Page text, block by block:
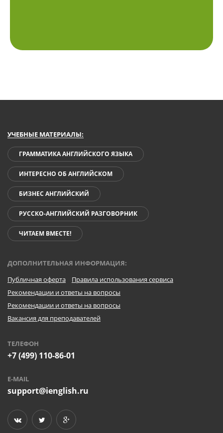
УЧЕБНЫЕ МАТЕРИАЛЫ:
ГРАММАТИКА АНГЛИЙСКОГО ЯЗЫКА
ИНТЕРЕСНО ОБ АНГЛИЙСКОМ
БИЗНЕС АНГЛИЙСКИЙ
РУССКО-АНГЛИЙСКИЙ РАЗГОВОРНИК
ЧИТАЕМ ВМЕСТЕ!
ДОПОЛНИТЕЛЬНАЯ ИНФОРМАЦИЯ:
Публичная оферта
Правила использования сервиса
Рекомендации и ответы на вопросы
Рекомендации и ответы на вопросы
Вакансия для преподавателей
ТЕЛЕФОН
+7 (499) 110-86-01
E-MAIL
support@ienglish.ru